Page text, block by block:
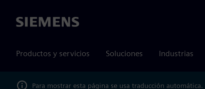
Siemens
Productos y servicios Soluciones Industrias
Para mostrar esta página se usa traducción automática.